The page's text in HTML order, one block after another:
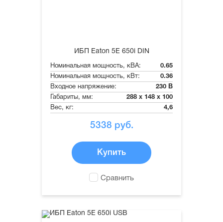
ИБП Eaton 5E 650i DIN
Номинальная мощность, кВА:
0.65
Номинальная мощность, кВт:
0.36
Входное напряжение:
230 В
Габариты, мм:
288 x 148 x 100
Вес, кг:
4,6
5338 руб.
Купить
Сравнить